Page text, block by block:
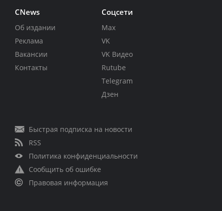
CNews
Об издании
Реклама
Вакансии
Контакты
Соцсети
Max
VK
VK Видео
Rutube
Telegram
Дзен
Быстрая подписка на новости
RSS
Политика конфиденциальности
Сообщить об ошибке
Правовая информация